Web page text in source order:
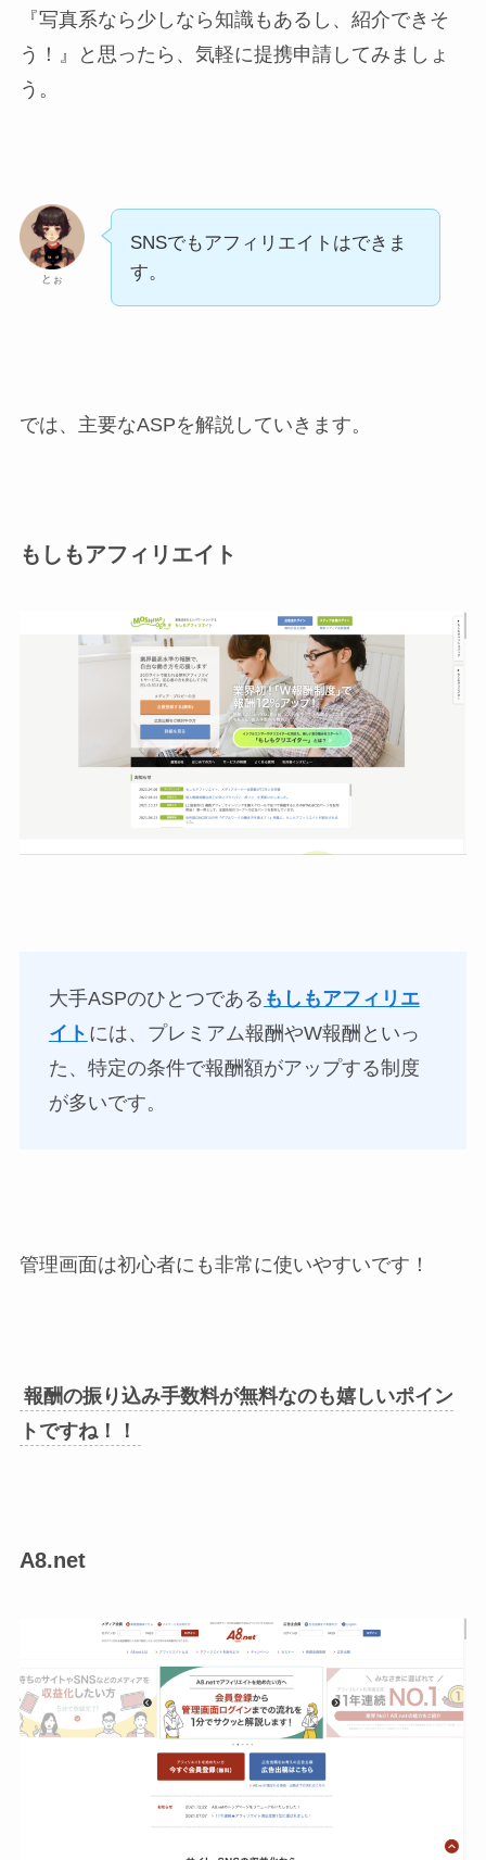
『写真系なら少しなら知識もあるし、紹介できそ
う！』と思ったら、気軽に提携申請してみましょ
う。
とぉ
SNSでもアフィリエイトはできま
す。
では、主要なASPを解説していきます。
もしもアフィリエイト
大手ASPのひとつである もしもアフィリエ
イト には、プレミアム報酬やW報酬といっ
た、特定の条件で報酬額がアップする制度
が多いです。
管理画面は初心者にも非常に使いやすいです！
報酬の振り込み手数料が無料なのも嬉しいポイン
トですね！！
A8.net